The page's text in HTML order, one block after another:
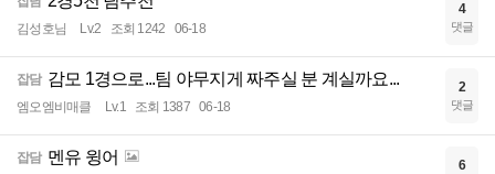
김성호님 Lv.2 조회 1242 06-18
4
댓글
잡담 감모 1경으로...팀 야무지게 짜주실 분 계실까요...
엠오엠비매클 Lv.1 조회 1387 06-18
2
댓글
잡담 멘유 윙어 6